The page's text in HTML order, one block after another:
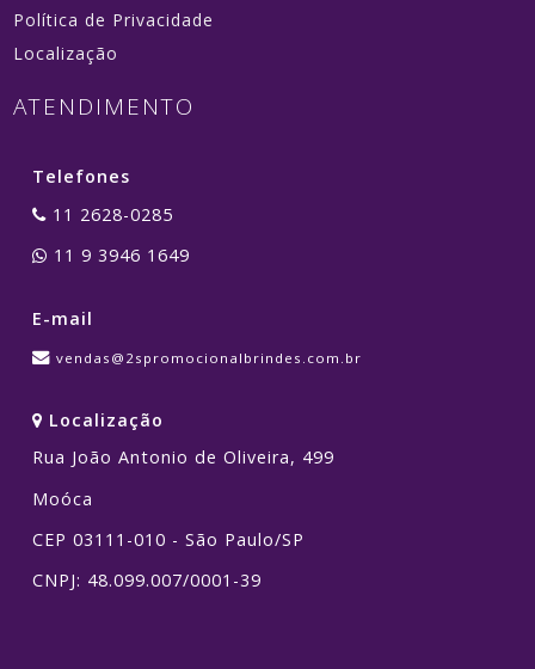
Política de Privacidade
Localização
ATENDIMENTO
Telefones
11 2628-0285
11 9 3946 1649
E-mail
vendas@2spromocionalbrindes.com.br
Localização
Rua João Antonio de Oliveira, 499
Moóca
CEP 03111-010 - São Paulo/SP
CNPJ: 48.099.007/0001-39